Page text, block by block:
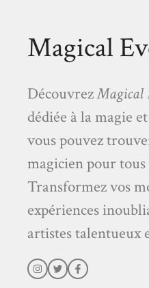
Magical
DécouvrezMagical
dédiée à la magie
vous pouvez
magicien pour tous
Transformez vos
expériences
artistes talentueux